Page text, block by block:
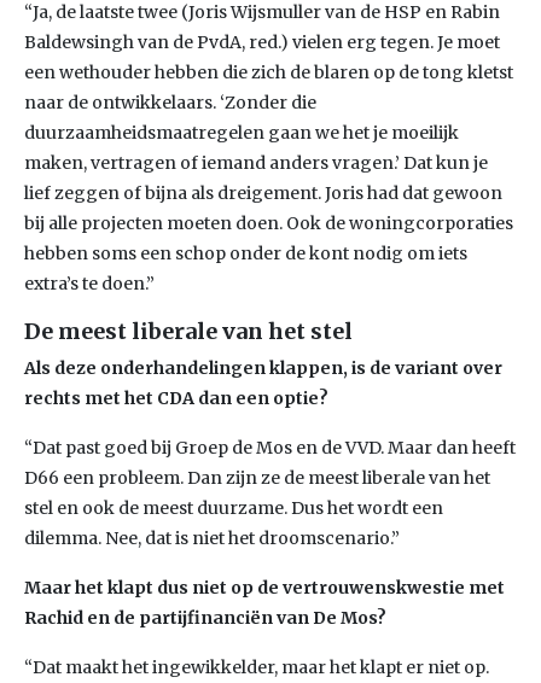
“Ja, de laatste twee (Joris Wijsmuller van de HSP en Rabin
Baldewsingh van de PvdA, red.) vielen erg tegen. Je moet
een wethouder hebben die zich de blaren op de tong kletst
naar de ontwikkelaars. ‘Zonder die
duurzaamheidsmaatregelen gaan we het je moeilijk
maken, vertragen of iemand anders vragen.’ Dat kun je
lief zeggen of bijna als dreigement. Joris had dat gewoon
bij alle projecten moeten doen. Ook de woningcorporaties
hebben soms een schop onder de kont nodig om iets
extra’s te doen.”
De meest liberale van het stel
Als deze onderhandelingen klappen, is de variant over
rechts met het CDA dan een optie?
“Dat past goed bij Groep de Mos en de VVD. Maar dan heeft
D66 een probleem. Dan zijn ze de meest liberale van het
stel en ook de meest duurzame. Dus het wordt een
dilemma. Nee, dat is niet het droomscenario.”
Maar het klapt dus niet op de vertrouwenskwestie met
Rachid en de partijfinanciën van De Mos?
“Dat maakt het ingewikkelder, maar het klapt er niet op.